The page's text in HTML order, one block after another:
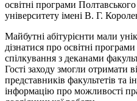
освітні програми
університету імені В. Г.
Майбутні абітурієнти мали
дізнатися про освітні
спілкування з деканами
Гості заходу змогли отримати
представників факультетів та
інформацію про можливості